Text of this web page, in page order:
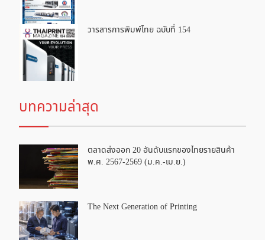
วารสารการพิมพ์ไทย ฉบับที่ 154
บทความล่าสุด
ตลาดส่งออก 20 อันดับแรกของไทยรายสินค้า
พ.ศ. 2567-2569 (ม.ค.-เม.ย.)
The Next Generation of Printing